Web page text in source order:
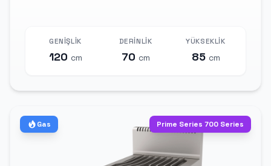
GENIŞLIK
120 cm
DERINLIK
70 cm
YÜKSEKLIK
85 cm
Gas Prime Series 700 Series